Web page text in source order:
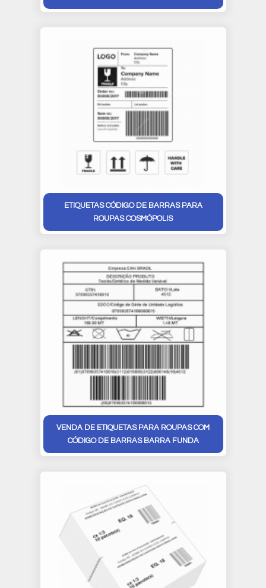
ETIQUETAS CÓDIGO DE BARRAS PARA
ROUPAS COSMÓPOLIS
VENDA DE ETIQUETAS PARA ROUPAS COM
CÓDIGO DE BARRAS BARRA FUNDA